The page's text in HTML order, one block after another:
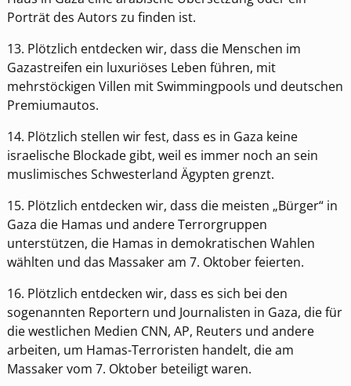
Porträt des Autors zu finden ist.
13. Plötzlich entdecken wir, dass die Menschen im
Gazastreifen ein luxuriöses Leben führen, mit
mehrstöckigen Villen mit Swimmingpools und deutschen
Premiumautos.
14. Plötzlich stellen wir fest, dass es in Gaza keine
israelische Blockade gibt, weil es immer noch an sein
muslimisches Schwesterland Ägypten grenzt.
15. Plötzlich entdecken wir, dass die meisten „Bürger“ in
Gaza die Hamas und andere Terrorgruppen
unterstützen, die Hamas in demokratischen Wahlen
wählten und das Massaker am 7. Oktober feierten.
16. Plötzlich entdecken wir, dass es sich bei den
sogenannten Reportern und Journalisten in Gaza, die für
die westlichen Medien CNN, AP, Reuters und andere
arbeiten, um Hamas-Terroristen handelt, die am
Massaker vom 7. Oktober beteiligt waren.